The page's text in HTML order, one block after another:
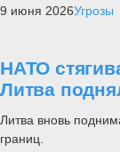
9 июня 2026Угрозы
НАТО
Литва
Литва вновь
границ.